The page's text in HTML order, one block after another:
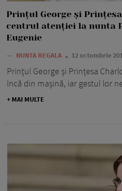
Prințul George și
centrul atenției la nunta
Eugenie
— NUNTA REGALA 12 octombrie
Prințul George și Prințesa
încă din mașină, iar gestul lor
+ MAI MULTE